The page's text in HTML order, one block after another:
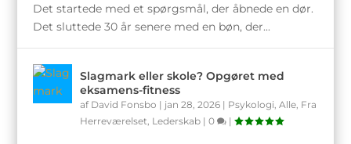
Det startede med et spørgsmål, der åbnede en dør.
Det sluttede 30 år senere med en bøn, der...
Slagmark eller skole? Opgøret med
eksamens-fitness
af David Fonsbo | jan 28, 2026 | Psykologi ,Alle Fra
Herreværelset Lederskab |0 |